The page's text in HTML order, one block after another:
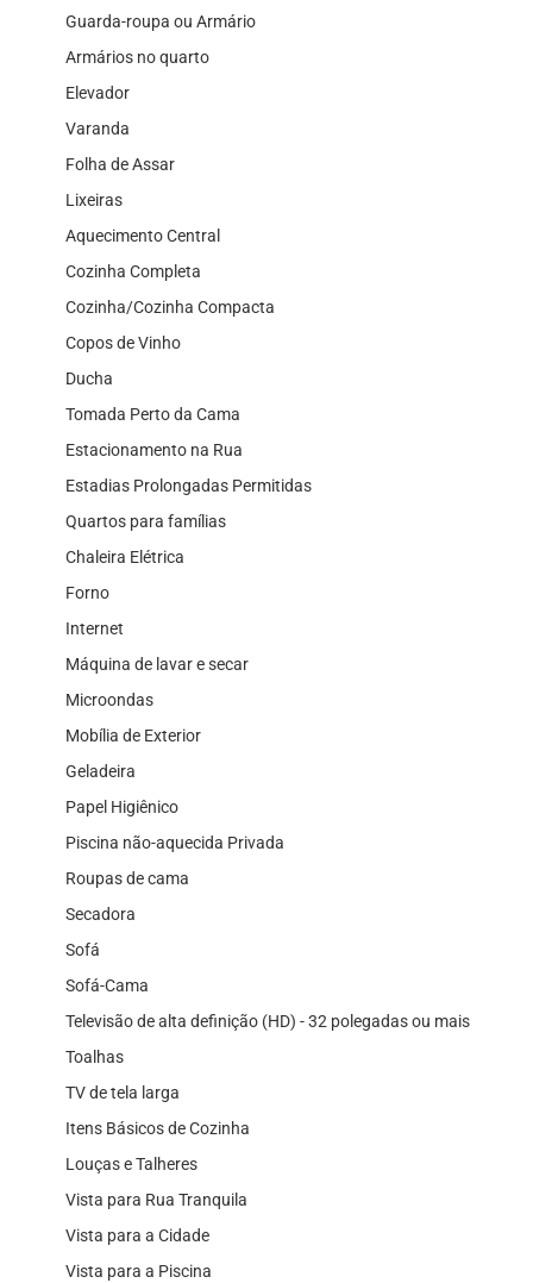
Guarda-roupa ou Armário
Armários no quarto
Elevador
Varanda
Folha de Assar
Lixeiras
Aquecimento Central
Cozinha Completa
Cozinha/Cozinha Compacta
Copos de Vinho
Ducha
Tomada Perto da Cama
Estacionamento na Rua
Estadias Prolongadas Permitidas
Quartos para famílias
Chaleira Elétrica
Forno
Internet
Máquina de lavar e secar
Microondas
Mobília de Exterior
Geladeira
Papel Higiênico
Piscina não-aquecida Privada
Roupas de cama
Secadora
Sofá
Sofá-Cama
Televisão de alta definição (HD) - 32 polegadas ou mais
Toalhas
TV de tela larga
Itens Básicos de Cozinha
Louças e Talheres
Vista para Rua Tranquila
Vista para a Cidade
Vista para a Piscina